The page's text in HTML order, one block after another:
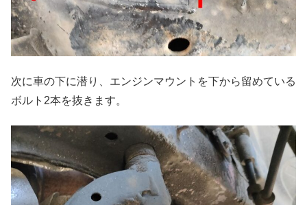
次に車の下に潜り、エンジンマウントを下から留めている
ボルト2本を抜きます。